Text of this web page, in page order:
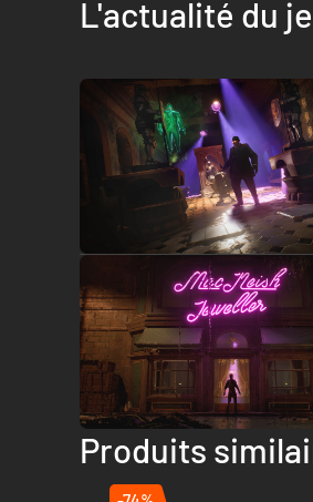
L'actualité du
Produits